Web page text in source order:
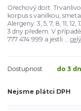
Ořechový dort.
korpus s vanilkou,
Alergeny: 3, 5, 7, 8, 11,
3 dny předem. V
777 474 999 a jestli ...
Dostupnost do 3
Nejsme plátci DPH